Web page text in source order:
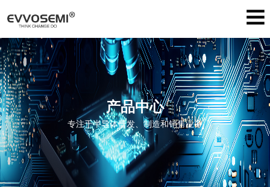
产品中心
专注于半导体研发、制造和销售业务